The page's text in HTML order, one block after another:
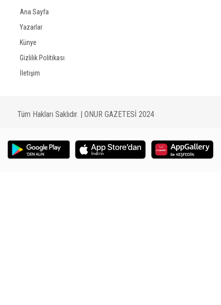
Ana Sayfa
Yazarlar
Künye
Gizlilik Politikası
İletişim
Tüm Hakları Saklıdır. | ONUR GAZETESİ 2024